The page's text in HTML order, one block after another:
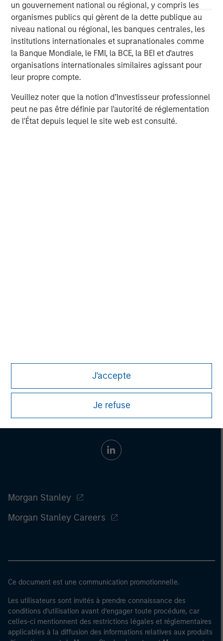
un gouvernement national ou régional, y compris les
organismes publics qui gèrent de la dette publique au
niveau national ou régional, les banques centrales, les
institutions internationales et supranationales comme
la Banque Mondiale, le FMI, la BCE, la BEI et d'autres
organisations internationales similaires agissant pour
leur propre compte.
Veuillez noter que la notion d’Investisseur professionnel
peut ne pas être définie par l'autorité de réglementation
de l'État depuis lequel le site web est consulté.
J'accepte
Je refuse
Morgan Stanley (NYSE: MS) is a leading global financial
services firm providing a wide range of investment
banking, securities, wealth management and investment
management services. With offices in 42 countries, the
Firm’s employees serve clients worldwide including
corporations, governments, institutions and individuals.
For further information about Morgan Stanley, please
visit www.morganstanley.com.
Morgan Stanley Private Equity Solutions Team
Morgan Stanley
Morgan Stanley Careers
Ce document est une communication promotionnelle.
Les utilisateurs sont invités à prendre connaissance des
conditions d’utilisation avant d’engager toute procédure, car
celles-ci mentionnent des restrictions légales et réglementaires
applicables à la diffusion des informations relatives aux produits